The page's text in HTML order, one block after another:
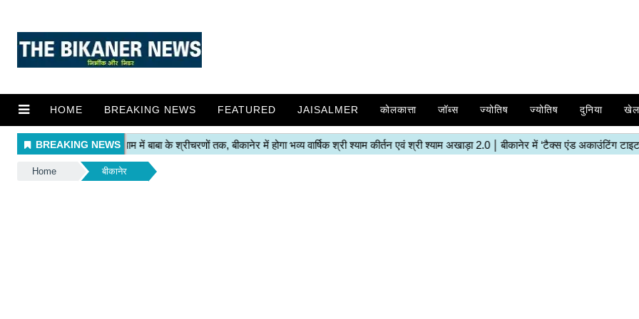
HOME BREAKING NEWS FEATURED JAISALMER कोलकात्ता जॉब्स ज्योतिष ज्योतिष दुनिया खेल
Home बीकानेर